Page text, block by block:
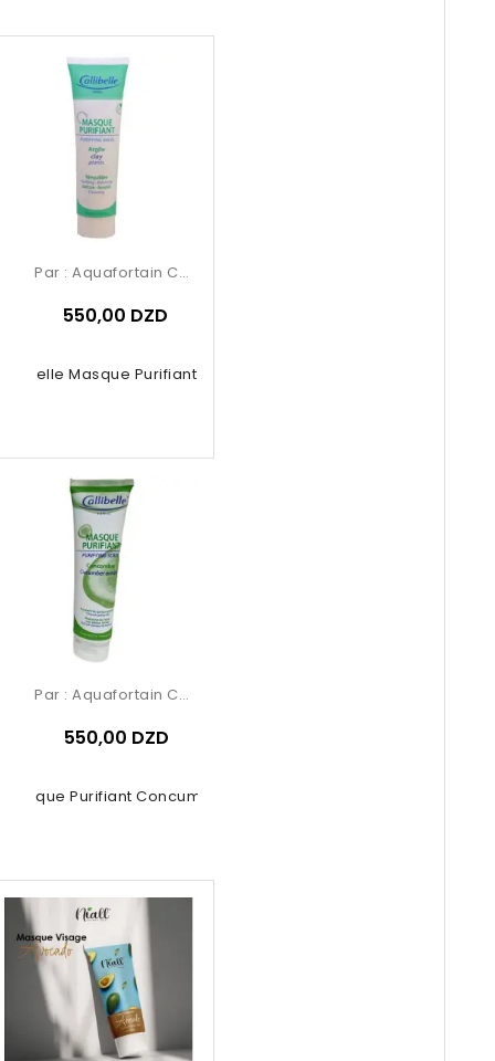
Masque Purifiant Argil
Par : Aquafortain Cosmetics
550,00 DZD
Masque Purifiant Concumbre
Par : Aquafortain Cosmetics
550,00 DZD